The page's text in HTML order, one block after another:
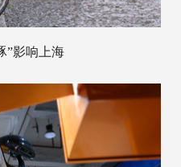
”影响上海